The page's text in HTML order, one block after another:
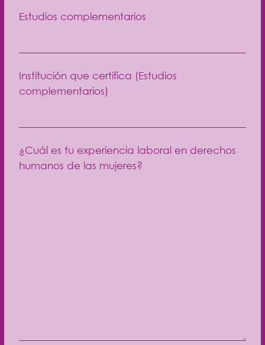
Estudios complementarios
Institución que certifica (Estudios
complementarios)
¿Cuál es tu experiencia laboral en derechos
humanos de las mujeres?